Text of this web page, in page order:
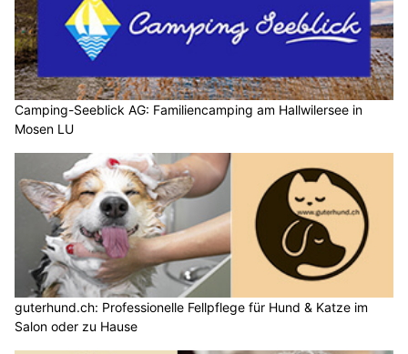
Camping-Seeblick AG: Familiencamping am Hallwilersee in
Mosen LU
guterhund.ch: Professionelle Fellpflege für Hund & Katze im
Salon oder zu Hause